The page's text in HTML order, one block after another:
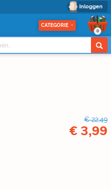
Inloggen
CATEGORIE
0
€ 22,49
€ 3,99